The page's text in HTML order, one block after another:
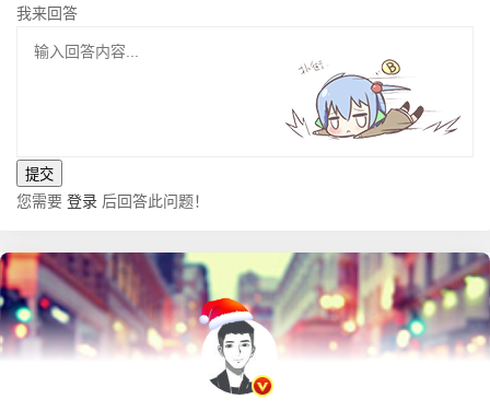
我来回答
您需要 登录 后回答此问题！